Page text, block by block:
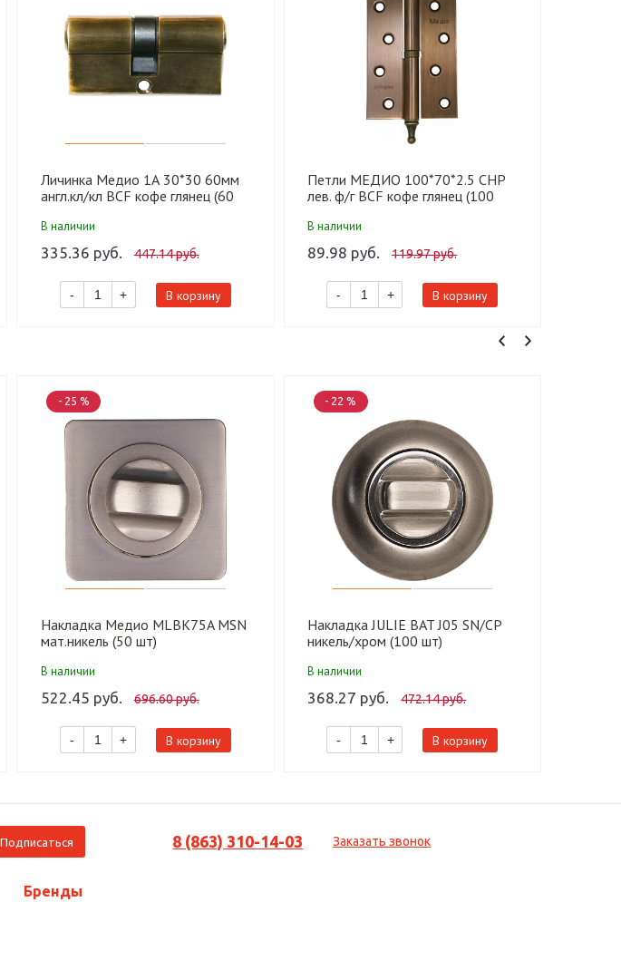
Личинка Медио 1А 30*30 60мм
англ.кл/кл BCF кофе глянец (60
В наличии
335.36 руб. 447.14 руб.
- + В корзину
Петли МЕДИО 100*70*2.5 CHP
лев. ф/г BCF кофе глянец (100
В наличии
89.98 руб. 119.97 руб.
- + В корзину
- 25 %
Накладка Медио MLBK75A MSN
мат.никель (50 шт)
В наличии
522.45 руб. 696.60 руб.
- + В корзину
- 22 %
Накладка JULIE BAT J05 SN/CP
никель/хром (100 шт)
В наличии
368.27 руб. 472.14 руб.
- + В корзину
8 (863) 310-14-03 Заказать звонок
Бренды